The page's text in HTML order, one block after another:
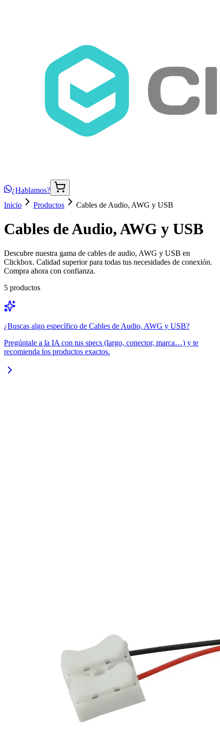
¿Hablamos?
Inicio
Productos Cables de Audio, AWG y USB
Cables de Audio, AWG y USB
Descubre nuestra gama de cables de audio, AWG y USB en
Clickbox. Calidad superior para todas tus necesidades de conexión.
Compra ahora con confianza.
5 productos
¿Buscas algo específico de Cables de Audio, AWG y USB?
Pregúntale a la IA con tus specs (largo, conector, marca…) y te
recomienda los productos exactos.